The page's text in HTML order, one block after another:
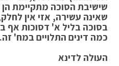
שישיבת הסוכה מתקיימת
שאינה עשירה, אזי אין
בסוכה בליל א' דסוכות אף
כמה דינים התלויים במח' זה.
העולה לדינא